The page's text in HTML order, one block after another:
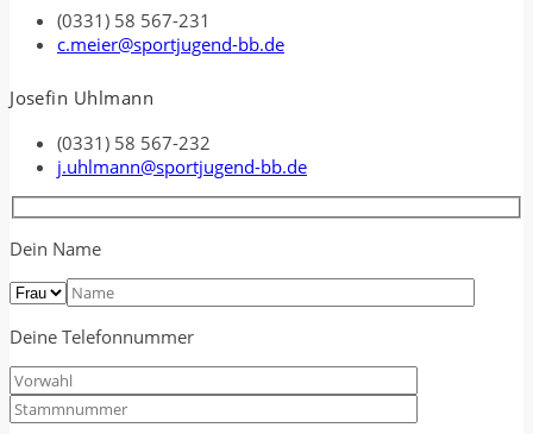
(0331) 58 567-231
c.meier@sportjugend-bb.de
Josefin Uhlmann
(0331) 58 567-232
j.uhlmann@sportjugend-bb.de
Dein Name
Deine Telefonnummer